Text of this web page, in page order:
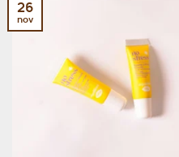
26
nov